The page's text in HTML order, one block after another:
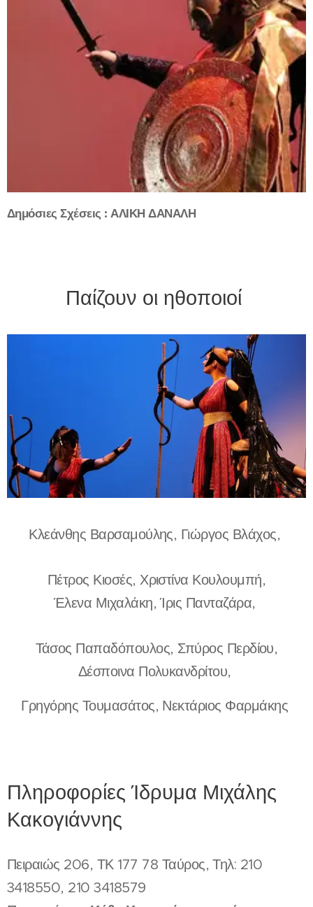
Δημόσιες Σχέσεις : ΑΛΙΚΗ ΔΑΝΑΛΗ
Παίζουν οι ηθοποιοί
Κλεάνθης Βαρσαμούλης, Γιώργος Βλάχος,
Πέτρος Κιοσές, Χριστίνα Κουλουμπή,
Έλενα Μιχαλάκη, Ίρις Πανταζάρα,
Τάσος Παπαδόπουλος, Σπύρος Περδίου,
Δέσποινα Πολυκανδρίτου,
Γρηγόρης Τουμασάτος, Νεκτάριος Φαρμάκης
Πληροφορίες Ίδρυμα Μιχάλης
Κακογιάννης
Πειραιώς 206, ΤΚ 177 78 Ταύρος, Τηλ: 210
3418550, 210 3418579